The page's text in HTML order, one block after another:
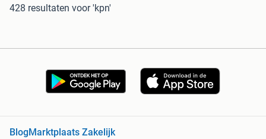
428 resultaten voor 'kpn'
Blog Marktplaats Zakelijk